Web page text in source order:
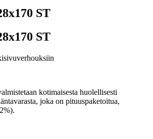
ST
ST
kotimaisesta huolellisesti
joka on pituuspaketoitua,